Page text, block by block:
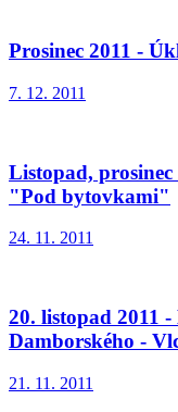
Prosinec 2011 -
7. 12. 2011
Listopad,
"Pod bytovkami"
24. 11. 2011
20. listopad 2011
Damborského -
21. 11. 2011